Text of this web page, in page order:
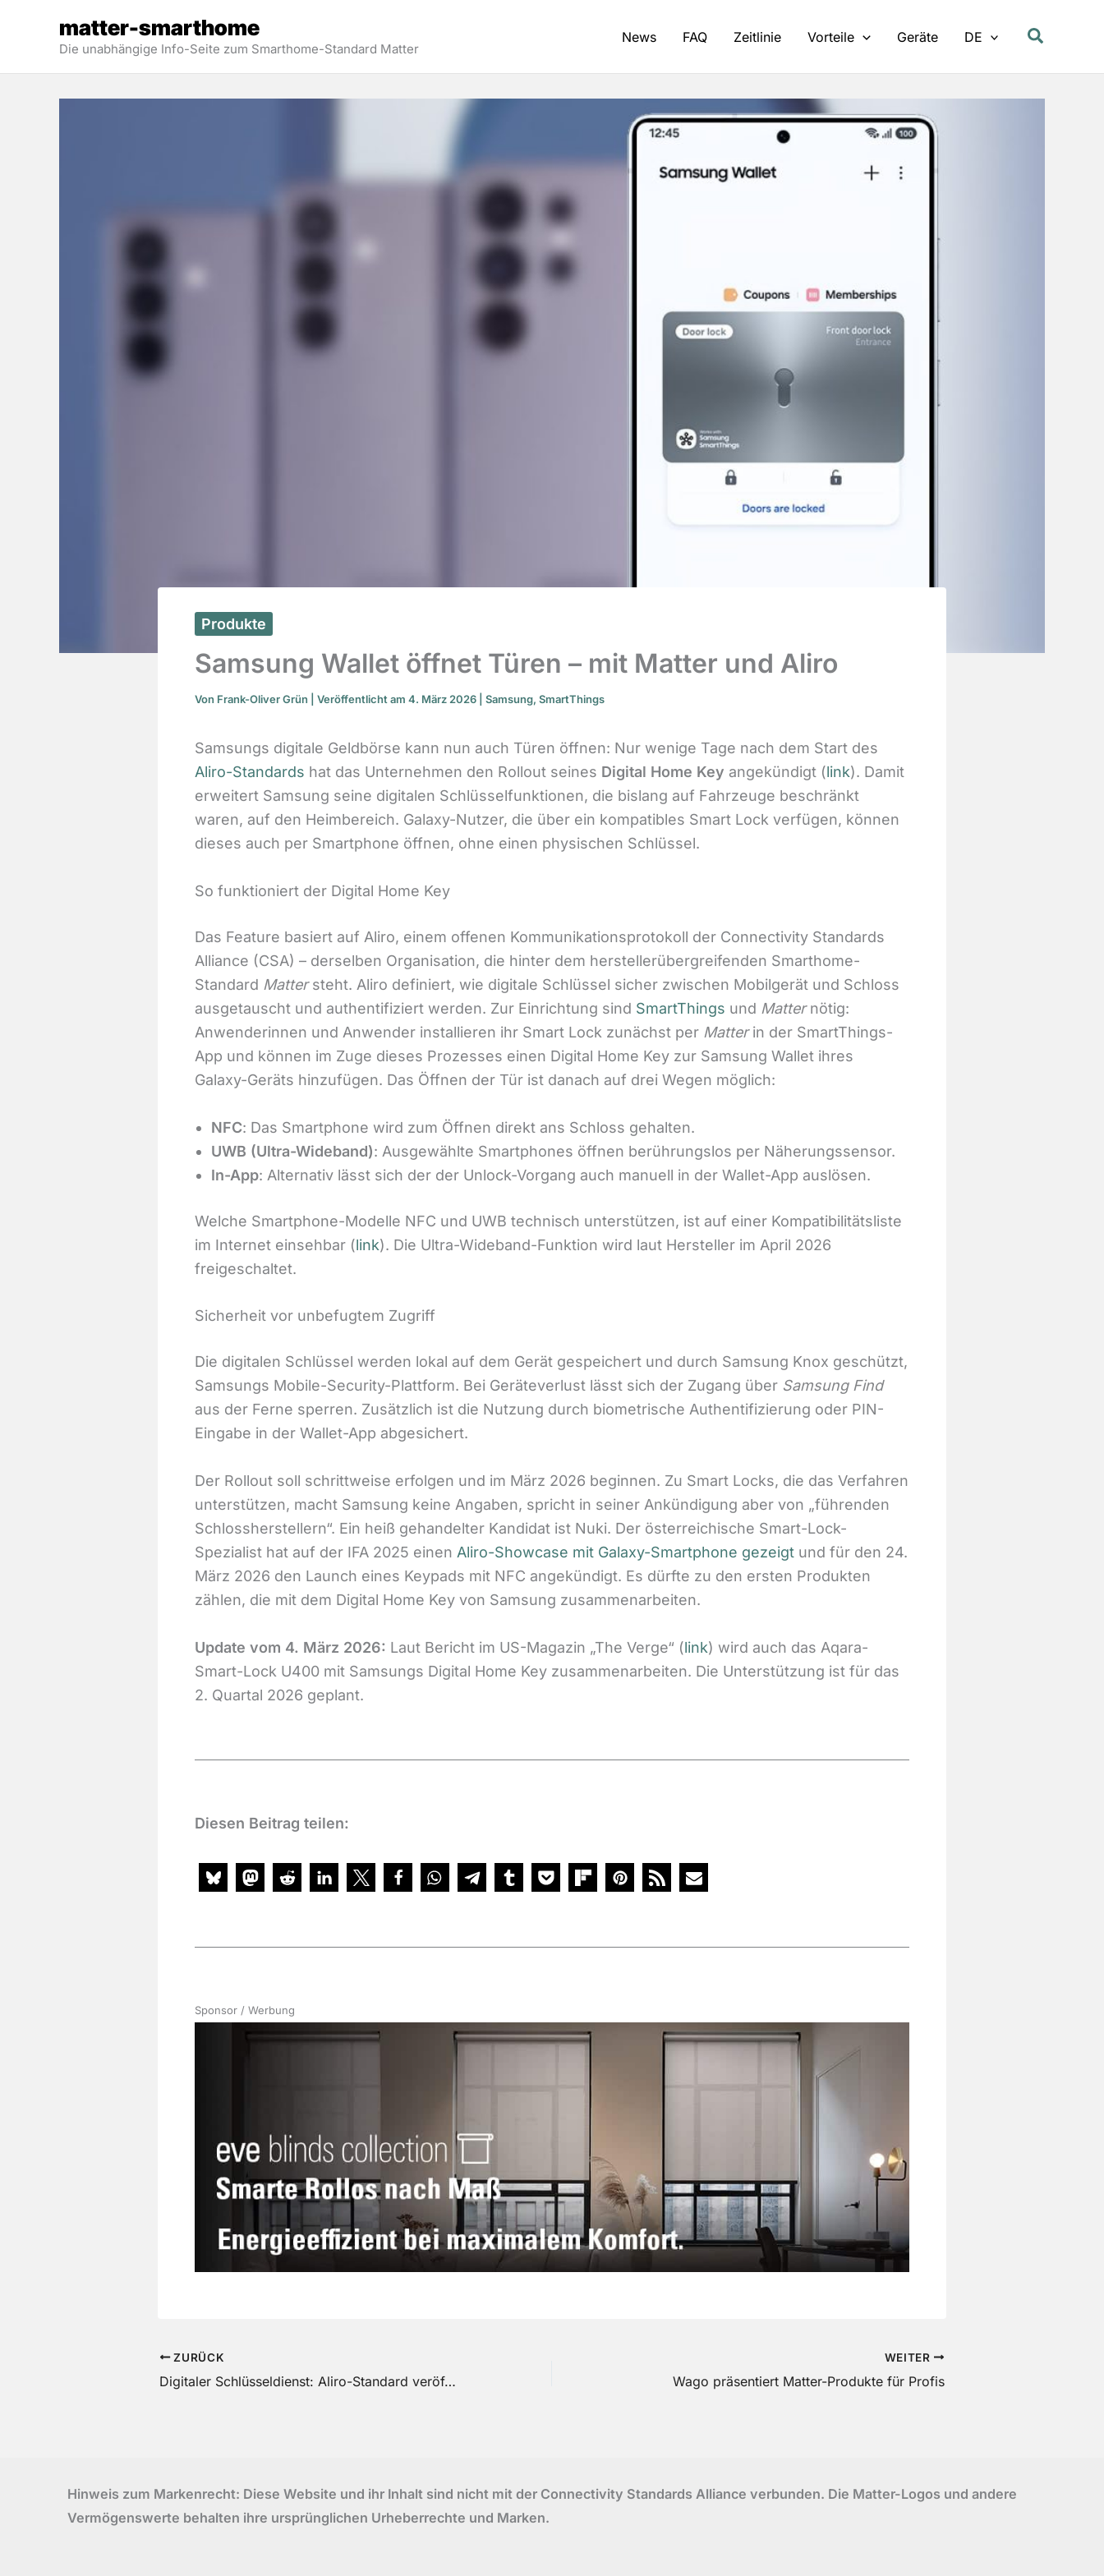
springen
matter-smarthome
Die unabhängige Info-Seite zum Smarthome-Standard Matter
News FAQ Zeitlinie Vorteile Geräte DE
Produkte
Samsung Wallet öffnet Türen – mit Matter und Aliro
Von Frank-Oliver Grün | Veröffentlicht am 4. März 2026 | Samsung, SmartThings
Samsungs digitale Geldbörse kann nun auch Türen öffnen: Nur wenige Tage nach dem Start des
Aliro-Standards hat das Unternehmen den Rollout seines Digital Home Key angekündigt (link). Damit
erweitert Samsung seine digitalen Schlüsselfunktionen, die bislang auf Fahrzeuge beschränkt
waren, auf den Heimbereich. Galaxy-Nutzer, die über ein kompatibles Smart Lock verfügen, können
dieses auch per Smartphone öffnen, ohne einen physischen Schlüssel.
So funktioniert der Digital Home Key
Das Feature basiert auf Aliro, einem offenen Kommunikationsprotokoll der Connectivity Standards
Alliance (CSA) – derselben Organisation, die hinter dem herstellerübergreifenden Smarthome-
Standard Mattersteht. Aliro definiert, wie digitale Schlüssel sicher zwischen Mobilgerät und Schloss
ausgetauscht und authentifiziert werden. Zur Einrichtung sind SmartThings und Matternötig:
Anwenderinnen und Anwender installieren ihr Smart Lock zunächst per Matterin der SmartThings-
App und können im Zuge dieses Prozesses einen Digital Home Key zur Samsung Wallet ihres
Galaxy-Geräts hinzufügen. Das Öffnen der Tür ist danach auf drei Wegen möglich:
NFC: Das Smartphone wird zum Öffnen direkt ans Schloss gehalten.
UWB (Ultra-Wideband): Ausgewählte Smartphones öffnen berührungslos per Näherungssensor.
In-App: Alternativ lässt sich der der Unlock-Vorgang auch manuell in der Wallet-App auslösen.
Welche Smartphone-Modelle NFC und UWB technisch unterstützen, ist auf einer Kompatibilitätsliste
im Internet einsehbar (link). Die Ultra-Wideband-Funktion wird laut Hersteller im April 2026
freigeschaltet.
Sicherheit vor unbefugtem Zugriff
Die digitalen Schlüssel werden lokal auf dem Gerät gespeichert und durch Samsung Knox geschützt,
Samsungs Mobile-Security-Plattform. Bei Geräteverlust lässt sich der Zugang über Samsung Find
aus der Ferne sperren. Zusätzlich ist die Nutzung durch biometrische Authentifizierung oder PIN-
Eingabe in der Wallet-App abgesichert.
Der Rollout soll schrittweise erfolgen und im März 2026 beginnen. Zu Smart Locks, die das Verfahren
unterstützen, macht Samsung keine Angaben, spricht in seiner Ankündigung aber von „führenden
Schlossherstellern“. Ein heiß gehandelter Kandidat ist Nuki. Der österreichische Smart-Lock-
Spezialist hat auf der IFA 2025 einen Aliro-Showcase mit Galaxy-Smartphone gezeigt und für den 24.
März 2026 den Launch eines Keypads mit NFC angekündigt. Es dürfte zu den ersten Produkten
zählen, die mit dem Digital Home Key von Samsung zusammenarbeiten.
Update vom 4. März 2026: Laut Bericht im US-Magazin „The Verge“ (link) wird auch das Aqara-
Smart-Lock U400 mit Samsungs Digital Home Key zusammenarbeiten. Die Unterstützung ist für das
2. Quartal 2026 geplant.
Diesen Beitrag teilen:
Sponsor / Werbung
ZURÜCK
Digitaler Schlüsseldienst: Aliro-Standard veröffentlicht
WEITER
Wago präsentiert Matter-Produkte für Profis
Hinweis zum Markenrecht: Diese Website und ihr Inhalt sind nicht mit der Connectivity Standards Alliance verbunden. Die Matter-Logos und andere
Vermögenswerte behalten ihre ursprünglichen Urheberrechte und Marken.